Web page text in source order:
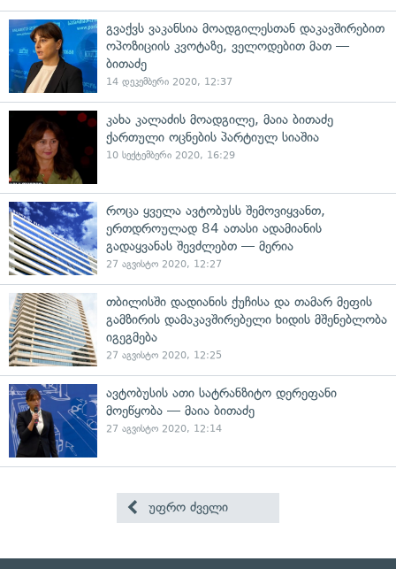
გვაქვს ვაკანსია მოადგილესთან დაკავშირებით
ოპოზიციის კვოტაზე, ველოდებით მათ —
ბითაძე
14 დეკემბერი 2020, 12:37
კახა კალაძის მოადგილე, მაია ბითაძე
ქართული ოცნების პარტიულ სიაშია
10 სექტემბერი 2020, 16:29
როცა ყველა ავტობუსს შემოვიყვანთ,
ერთდროულად 84 ათასი ადამიანის
გადაყვანას შევძლებთ — მერია
27 აგვისტო 2020, 12:27
თბილისში დადიანის ქუჩისა და თამარ მეფის
გამზირის დამაკავშირებელი ხიდის მშენებლობა
იგეგმება
27 აგვისტო 2020, 12:25
ავტობუსის ათი სატრანზიტო დერეფანი
მოეწყობა — მაია ბითაძე
27 აგვისტო 2020, 12:14
უფრო ძველი